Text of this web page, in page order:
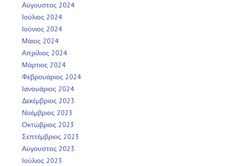
Αύγουστος 2024
Ιούλιος 2024
Ιούνιος 2024
Μάιος 2024
Απρίλιος 2024
Μάρτιος 2024
Φεβρουάριος 2024
Ιανουάριος 2024
Δεκέμβριος 2023
Νοέμβριος 2023
Οκτώβριος 2023
Σεπτέμβριος 2023
Αύγουστος 2023
Ιούλιος 2023